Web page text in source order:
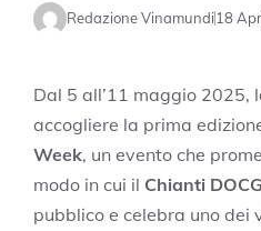
Redazione Vinamundi18
Dal 5 all’11 maggio 2025,
accogliere la prima
Week, un evento che
modo in cui il Chianti DOCG
pubblico e celebra uno